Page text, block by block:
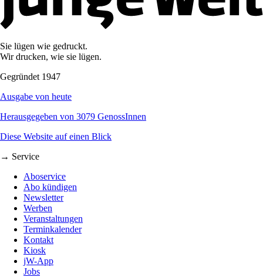
Sie lügen wie gedruckt.
Wir drucken, wie sie lügen.
Gegründet 1947
Ausgabe von heute
Herausgegeben von 3079 GenossInnen
Diese Website auf einen Blick
→ Service
Aboservice
Abo kündigen
Newsletter
Werben
Veranstaltungen
Terminkalender
Kontakt
Kiosk
jW-App
Jobs